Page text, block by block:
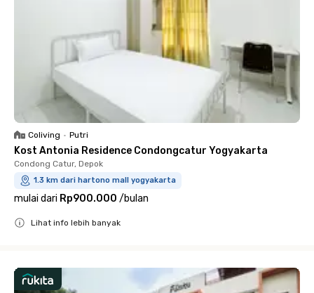
Coliving • Putri
Kost Antonia Residence Condongcatur Yogyakarta
Condong Catur, Depok
1.3 km dari hartono mall yogyakarta
mulai dari Rp900.000 /bulan
Lihat info lebih banyak